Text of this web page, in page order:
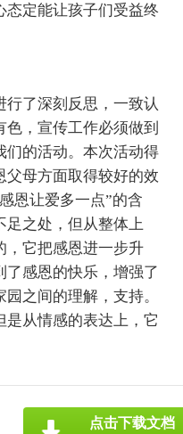
态定能让孩子们受益终
了深刻反思，一致认
，宣传工作必须做到
们的活动。本次活动得
父母方面取得较好的效
恩让爱多一点”的含
足之处，但从整体上
，它把感恩进一步升
感恩的快乐，增强了
之间的理解，支持。
是从情感的表达上，它
点击下载文档